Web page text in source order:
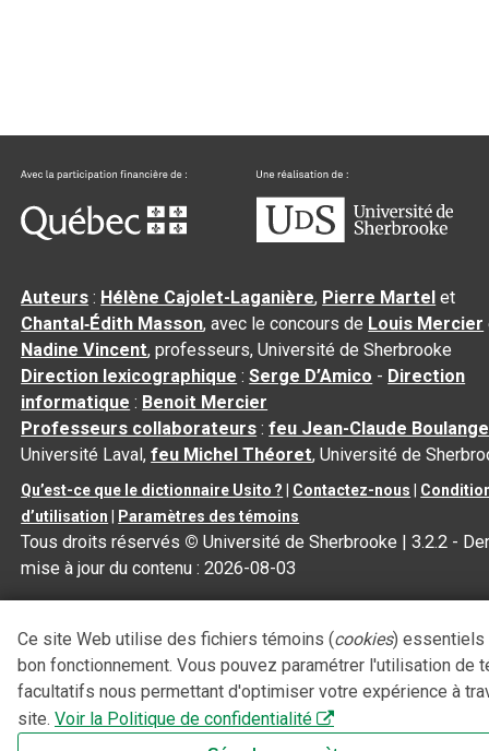
Auteurs : Hélène Cajolet-Laganière, Pierre Martel et
Chantal‑Édith Masson, avec le concours de Louis Mercier
Nadine Vincent, professeurs, Université de Sherbrooke
Direction lexicographique :Serge D’Amico - Direction
informatique : Benoit Mercier
Professeurs collaborateurs :feu Jean-Claude
Université Laval,feu Michel Théoret, Université de
Qu’est-ce que le dictionnaire Usito ? Contactez-nous
d’utilisation
Paramètres des témoins
Tous droits réservés © Université de Sherbrooke |3.2.2 -
mise à jour du contenu :2026-08-03
Ce site Web utilise des fichiers témoins (cookies) essentiels
bon fonctionnement. Vous pouvez paramétrer l'utilisation de
facultatifs nous permettant d'optimiser votre expérience à
site. Voir la Politique de confidentialité